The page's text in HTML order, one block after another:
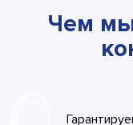
Чем